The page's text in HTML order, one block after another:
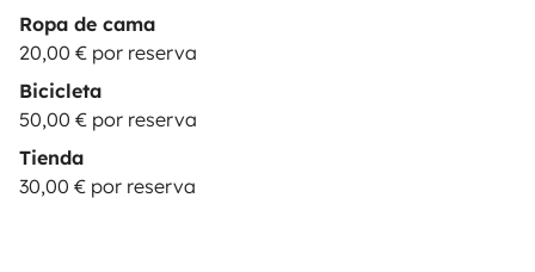
Ropa de cama
20,00 € por reserva
Bicicleta
50,00 € por reserva
Tienda
30,00 € por reserva